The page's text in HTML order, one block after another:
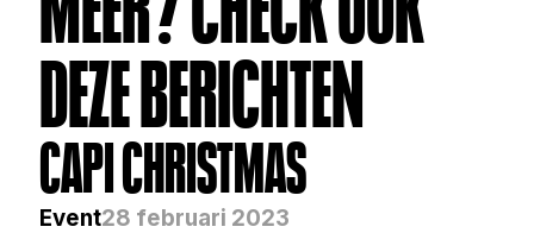
DEZE BERICHTEN
CAPI CHRISTMAS
Event28 februari 2023